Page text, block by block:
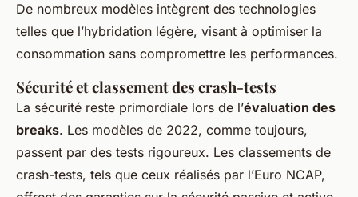
De nombreux modèles intègrent des technologies
telles que l’hybridation légère, visant à optimiser la
consommation sans compromettre les performances.
Sécurité et classement des crash-tests
La sécurité reste primordiale lors de l’évaluation des
breaks. Les modèles de 2022, comme toujours,
passent par des tests rigoureux. Les classements de
crash-tests, tels que ceux réalisés par l’Euro NCAP,